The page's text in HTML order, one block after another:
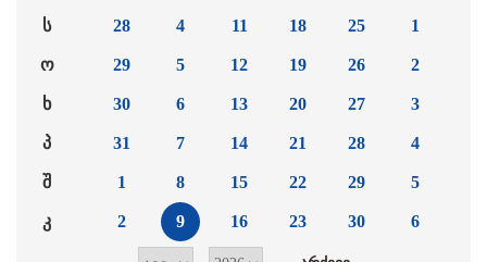
ს
ო
ხ
პ
შ
კ
28
29
30
31
1
2
4
5
6
7
8
9
11
12
13
14
15
16
18
19
20
21
22
23
25
26
27
28
29
30
1
2
3
4
5
6